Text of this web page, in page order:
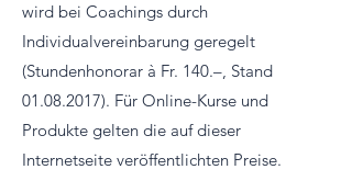
wird bei Coachings durch
Individualvereinbarung geregelt
(Stundenhonorar à Fr. 140.–, Stand
01.08.2017). Für Online-Kurse und
Produkte gelten die auf dieser
Internetseite veröffentlichten Preise.